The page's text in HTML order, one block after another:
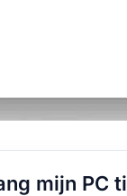
mijn PC